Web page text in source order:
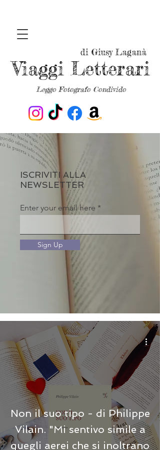
Leggo Fotografo Condivido
Viaggi Letterari
di Giusy Laganà
ISCRIVITI ALLA
NEWSLETTER
Enter your email here
Sign Up
Non il suo tipo - di Philippe
Vilain. "Mi sentivo simile a
quegli aerei che si inoltrano